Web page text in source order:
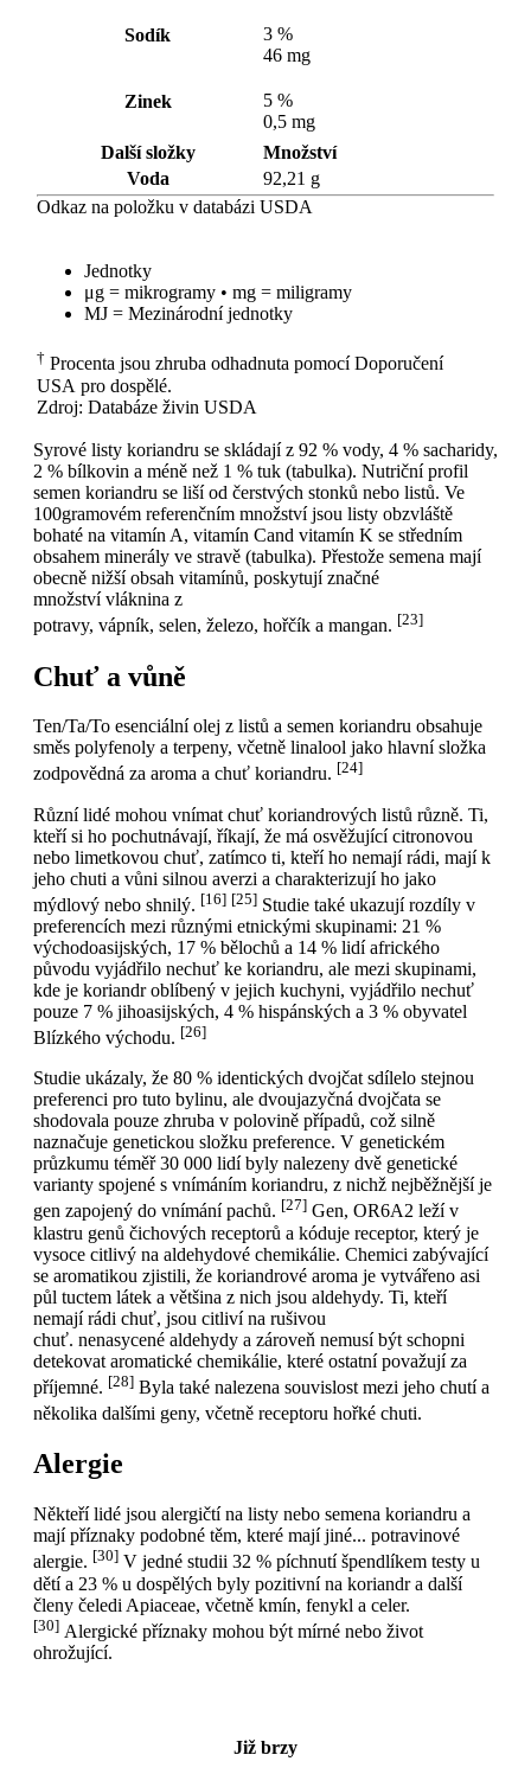
Sodík
3 %
46 mg
Zinek
5 %
0,5 mg
Další složky
Množství
Voda
92,21 g
Odkaz na položku v databázi USDA
Jednotky
μg = mikrogramy • mg = miligramy
MJ = Mezinárodní jednotky
† Procenta jsou zhruba odhadnuta pomocí Doporučení
USA pro dospělé.
Zdroj: Databáze živin USDA
Syrové listy koriandru se skládají z 92 % vody, 4 % sacharidy,
2 % bílkovin a méně než 1 % tuk (tabulka). Nutriční profil
semen koriandru se liší od čerstvých stonků nebo listů. Ve
100gramovém referenčním množství jsou listy obzvláště
bohaté na vitamín A, vitamín Cand vitamín K se středním
obsahem minerály ve stravě (tabulka). Přestože semena mají
obecně nižší obsah vitamínů, poskytují značné
množství vláknina z
potravy, vápník, selen, železo, hořčík a mangan. [23]
Chuť a vůně
Ten/Ta/To esenciální olej z listů a semen koriandru obsahuje
směs polyfenoly a terpeny, včetně linalool jako hlavní složka
zodpovědná za aroma a chuť koriandru. [24]
Různí lidé mohou vnímat chuť koriandrových listů různě. Ti,
kteří si ho pochutnávají, říkají, že má osvěžující citronovou
nebo limetkovou chuť, zatímco ti, kteří ho nemají rádi, mají k
jeho chuti a vůni silnou averzi a charakterizují ho jako
mýdlový nebo shnilý. [16] [25] Studie také ukazují rozdíly v
preferencích mezi různými etnickými skupinami: 21 %
východoasijských, 17 % bělochů a 14 % lidí afrického
původu vyjádřilo nechuť ke koriandru, ale mezi skupinami,
kde je koriandr oblíbený v jejich kuchyni, vyjádřilo nechuť
pouze 7 % jihoasijských, 4 % hispánských a 3 % obyvatel
Blízkého východu. [26]
Studie ukázaly, že 80 % identických dvojčat sdílelo stejnou
preferenci pro tuto bylinu, ale dvoujazyčná dvojčata se
shodovala pouze zhruba v polovině případů, což silně
naznačuje genetickou složku preference. V genetickém
průzkumu téměř 30 000 lidí byly nalezeny dvě genetické
varianty spojené s vnímáním koriandru, z nichž nejběžnější je
gen zapojený do vnímání pachů. [27] Gen, OR6A2 leží v
klastru genů čichových receptorů a kóduje receptor, který je
vysoce citlivý na aldehydové chemikálie. Chemici zabývající
se aromatikou zjistili, že koriandrové aroma je vytvářeno asi
půl tuctem látek a většina z nich jsou aldehydy. Ti, kteří
nemají rádi chuť, jsou citliví na rušivou
chuť. nenasycené aldehydy a zároveň nemusí být schopni
detekovat aromatické chemikálie, které ostatní považují za
příjemné. [28] Byla také nalezena souvislost mezi jeho chutí a
několika dalšími geny, včetně receptoru hořké chuti.
Alergie
Někteří lidé jsou alergičtí na listy nebo semena koriandru a
mají příznaky podobné těm, které mají jiné... potravinové
alergie. [30] V jedné studii 32 % píchnutí špendlíkem testy u
dětí a 23 % u dospělých byly pozitivní na koriandr a další
členy čeledi Apiaceae, včetně kmín, fenykl a celer.
[30] Alergické příznaky mohou být mírné nebo život
ohrožující.
Již brzy